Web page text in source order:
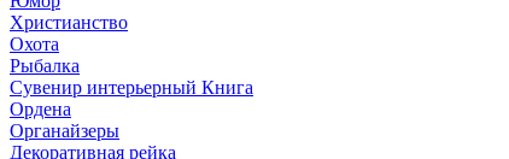
Христианство
Охота
Рыбалка
Сувенир интерьерный Книга
Ордена
Органайзеры
Декоративная рейка